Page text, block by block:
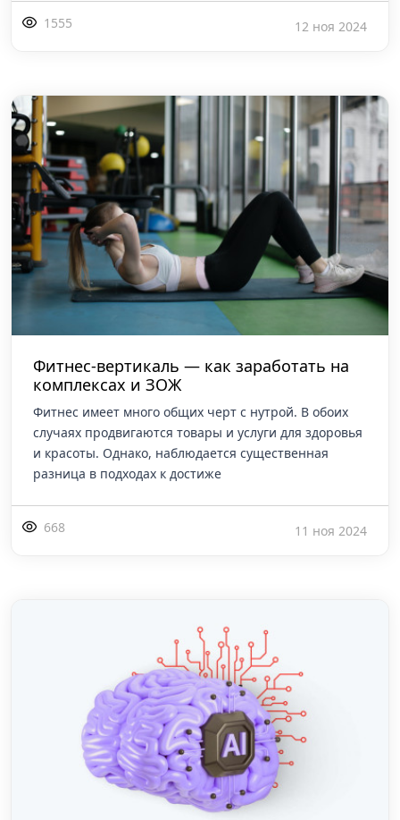
1555 12 ноя 2024
Фитнес-вертикаль — как заработать на
комплексах и ЗОЖ
Фитнес имеет много общих черт с нутрой. В обоих
случаях продвигаются товары и услуги для здоровья
и красоты. Однако, наблюдается существенная
разница в подходах к достиже
668 11 ноя 2024